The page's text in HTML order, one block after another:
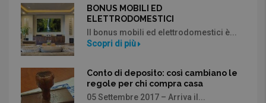
BONUS MOBILI ED
ELETTRODOMESTICI
Il bonus mobili ed elettrodomestici è...
Scopri di più
Conto di deposito: così cambiano le
regole per chi compra casa
05 Settembre 2017 – Arriva il...